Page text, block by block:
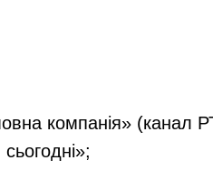
компанія» (канал